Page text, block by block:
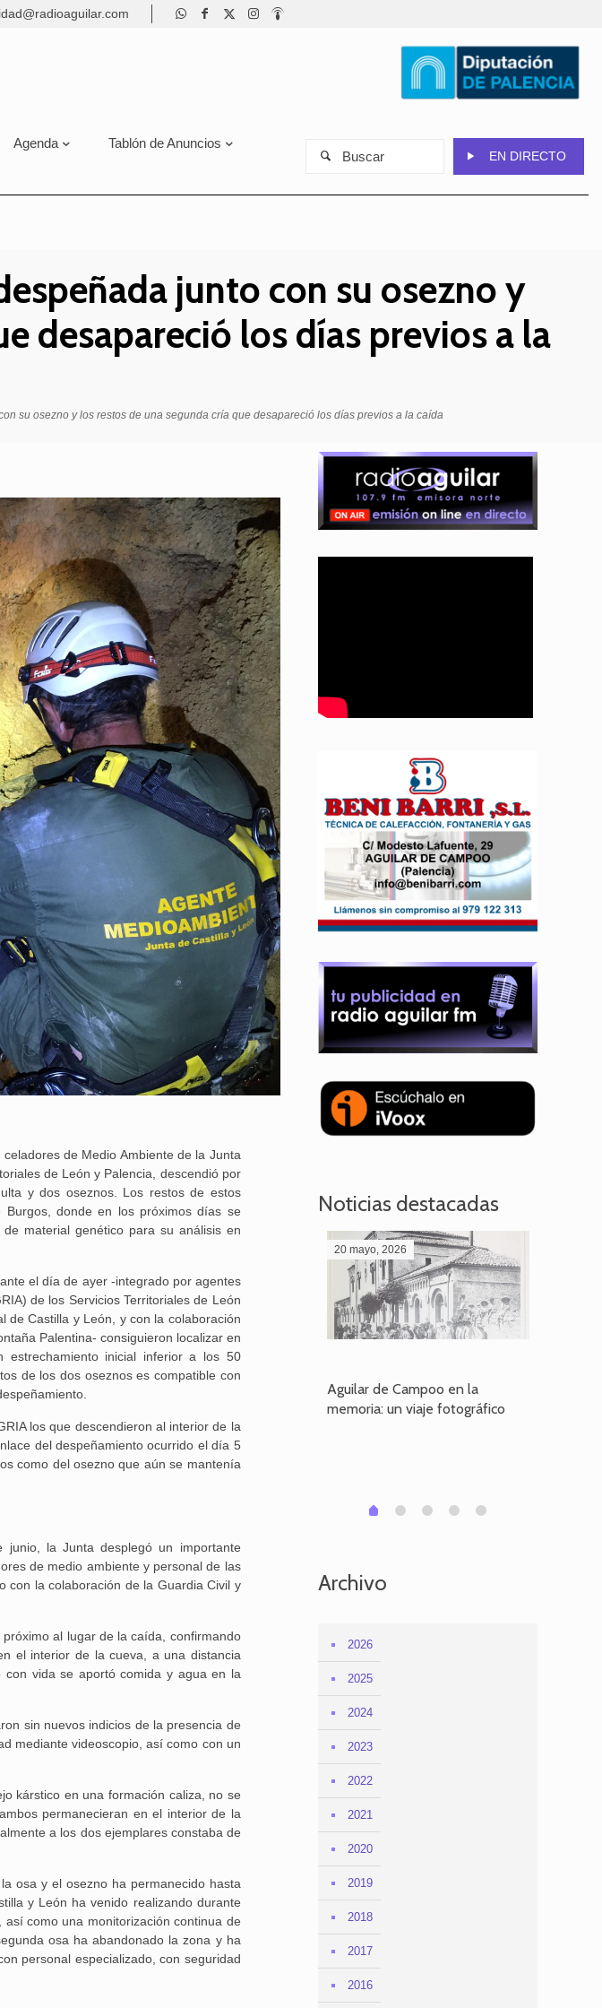
Agenda Tablón de Anuncios
EN DIRECTO
junto con su osezno y
desapareció los días previos a la
su osezno y los restos de una segunda cría que desapareció los días previos a la caída
de Medio Ambiente de la Junta
de León y Palencia, descendió por
y dos oseznos. Los restos de estos
Burgos, donde en los próximos días se
material genético para su análisis en
el día de ayer -integrado por agentes
de los Servicios Territoriales de León
de Castilla y León, y con la colaboración
Palentina- consiguieron localizar en
inicial inferior a los 50
de los dos oseznos es compatible con
los que descendieron al interior de la
del despeñamiento ocurrido el día 5
como del osezno que aún se mantenía
la Junta desplegó un importante
de medio ambiente y personal de las
con la colaboración de la Guardia Civil y
al lugar de la caída, confirmando
el interior de la cueva, a una distancia
vida se aportó comida y agua en la
sin nuevos indicios de la presencia de
mediante videoscopio, así como con un
kárstico en una formación caliza, no se
permanecieran en el interior de la
a los dos ejemplares constaba de
osa y el osezno ha permanecido hasta
y León ha venido realizando durante
como una monitorización continua de
osa ha abandonado la zona y ha
personal especializado, con seguridad
Noticias destacadas
20 mayo, 2026
Aguilar de Campoo en la
memoria: un viaje fotográfico
0 1 2 3 4
Archivo
2026
2025
2024
2023
2022
2021
2020
2019
2018
2017
2016